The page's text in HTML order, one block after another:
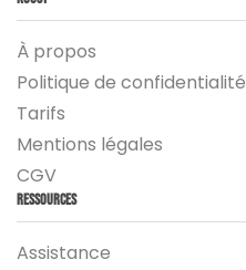
À propos
Politique de confidentialité
Tarifs
Mentions légales
CGV
Ressources
Assistance